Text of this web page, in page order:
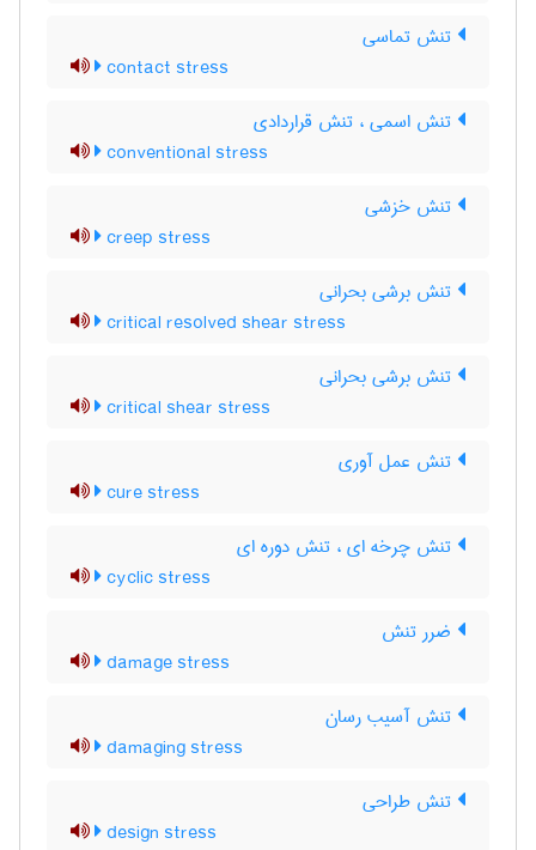
تنش تماسی
contact stress
تنش اسمی ، تنش قراردادی
conventional stress
تنش خزشی
creep stress
تنش برشی بحرانی
critical resolved shear stress
تنش برشی بحرانی
critical shear stress
تنش عمل آوری
cure stress
تنش چرخه ای ، تنش دوره ای
cyclic stress
ضرر تنش
damage stress
تنش آسیب رسان
damaging stress
تنش طراحی
design stress